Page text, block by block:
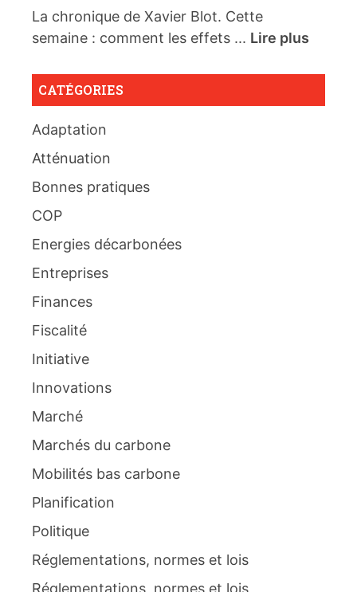
La chronique de Xavier Blot. Cette
semaine : comment les effets ... Lire plus
CATÉGORIES
Adaptation
Atténuation
Bonnes pratiques
COP
Energies décarbonées
Entreprises
Finances
Fiscalité
Initiative
Innovations
Marché
Marchés du carbone
Mobilités bas carbone
Planification
Politique
Réglementations, normes et lois